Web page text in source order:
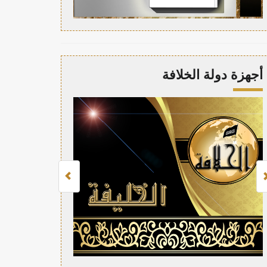
أجهزة دولة الخلافة